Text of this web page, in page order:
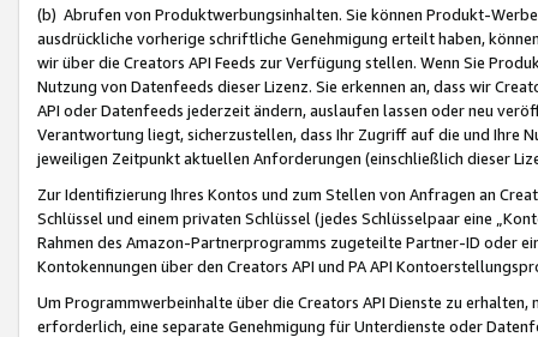
(b) Abrufen von Produktwerbungsinhalten. Sie können Produkt-
ausdrückliche vorherige schriftliche Genehmigung erteilt haben,
wir über die Creators API Feeds zur Verfügung stellen. Wenn Sie
Nutzung von Datenfeeds dieser Lizenz. Sie erkennen an, dass wir
API oder Datenfeeds jederzeit ändern, auslaufen lassen oder neu
Verantwortung liegt, sicherzustellen, dass Ihr Zugriff auf die und Ihre
jeweiligen Zeitpunkt aktuellen Anforderungen (einschließlich dieser
Zur Identifizierung Ihres Kontos und zum Stellen von Anfragen an
Schlüssel und einem privaten Schlüssel (jedes Schlüsselpaar eine
Rahmen des Amazon-Partnerprogramms zugeteilte Partner-ID oder
Kontokennungen über den Creators API und PA API
Um Programmwerbeinhalte über die Creators API Dienste zu
erforderlich, eine separate Genehmigung für Unterdienste oder